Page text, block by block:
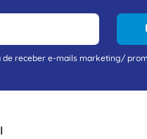
de receber e-mails marketing/